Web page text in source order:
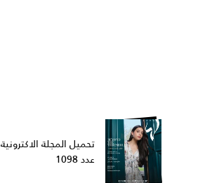
تحميل المجلة الاكترونية
عدد 1098